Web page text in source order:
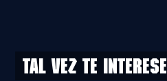
Tal vez te interese